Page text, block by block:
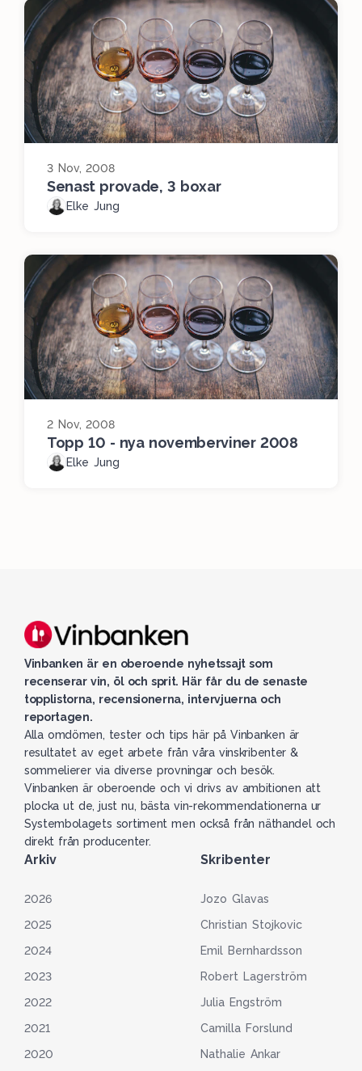
3 Nov, 2008
Senast provade, 3 boxar
Elke Jung
2 Nov, 2008
Topp 10 - nya novemberviner 2008
Elke Jung
Vinbanken är en oberoende nyhetssajt som
recenserar vin, öl och sprit. Här får du de senaste
topplistorna, recensionerna, intervjuerna och
reportagen.
Alla omdömen, tester och tips här på Vinbanken är
resultatet av eget arbete från våra vinskribenter &
sommelierer via diverse provningar och besök.
Vinbanken är oberoende och vi drivs av ambitionen att
plocka ut de, just nu, bästa vin-rekommendationerna ur
Systembolagets sortiment men också från näthandel och
direkt från producenter.
Arkiv
2026
2025
2024
2023
2022
2021
2020
Skribenter
Jozo Glavas
Christian Stojkovic
Emil Bernhardsson
Robert Lagerström
Julia Engström
Camilla Forslund
Nathalie Ankar